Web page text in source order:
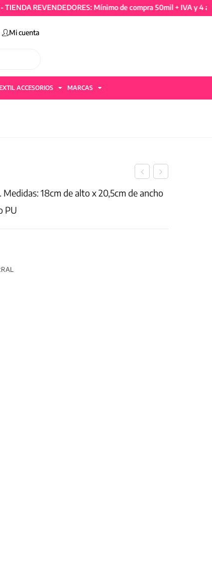
REVENDEDORES: Mínimo de compra 50mil + IVA y 4
Mi cuenta
ACCESORIOS MARCAS
18cm de alto x 20,5cm de ancho
PU